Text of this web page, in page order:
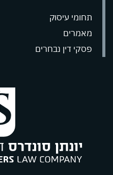
תחומי עיסוק
מאמרים
פסקי דין נבחרים